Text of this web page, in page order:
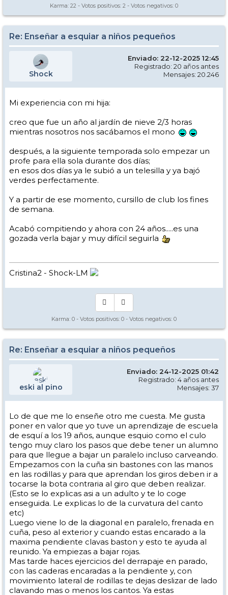
Karma: 22 - Votos positivos: 2 - Votos negativos: 0
Re: Enseñar a esquiar a niños pequeños
Shock
Enviado: 22-12-2025 12:45
Registrado: 20 años antes
Mensajes: 20.246
Mi experiencia con mi hija:
creo que fue un año al jardín de nieve 2/3 horas
mientras nosotros nos sacábamos el mono
después, a la siguiente temporada solo empezar un
profe para ella sola durante dos días;
en esos dos días ya le subió a un telesilla y ya bajó
verdes perfectamente.
Y a partir de ese momento, cursillo de club los fines
de semana.
Acabó compitiendo y ahora con 24 años.....es una
gozada verla bajar y muy difícil seguirla
Cristina2 - Shock-LM
Karma: 0 - Votos positivos: 0 - Votos negativos: 0
Re: Enseñar a esquiar a niños pequeños
eski al pino
Enviado: 24-12-2025 01:42
Registrado: 4 años antes
Mensajes: 37
Lo de que me lo enseñe otro me cuesta. Me gusta
poner en valor que yo tuve un aprendizaje de escuela
de esquí a los 19 años, aunque esquio como el culo
tengo muy claro los pasos que debe tener un alumno
para que llegue a bajar un paralelo incluso carveando.
Empezamos con la cuña sin bastones con las manos
en las rodillas y para que aprendan los giros deben ir a
tocarse la bota contraria al giro que deben realizar.
(Esto se lo explicas asi a un adulto y te lo coge
enseguida. Le explicas lo de la curvatura del canto
etc)
Luego viene lo de la diagonal en paralelo, frenada en
cuña, peso al exterior y cuando estas encarado a la
maxima pendiente clavas baston y esto te ayuda al
reunido. Ya empiezas a bajar rojas.
Mas tarde haces ejercicios del derrapaje en parado,
con las caderas encaradas a la pendiente y, con
movimiento lateral de rodillas te dejas deslizar de lado
clavando mas o menos los cantos. Ya estas